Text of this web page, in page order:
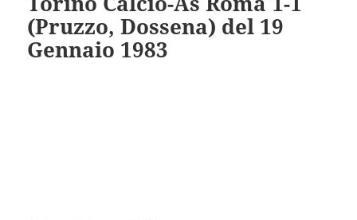
(Pruzzo, Dossena) del 19
Gennaio 1983